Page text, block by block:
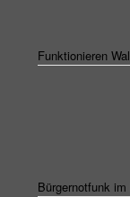
Funktionieren
Bürgernotfunk